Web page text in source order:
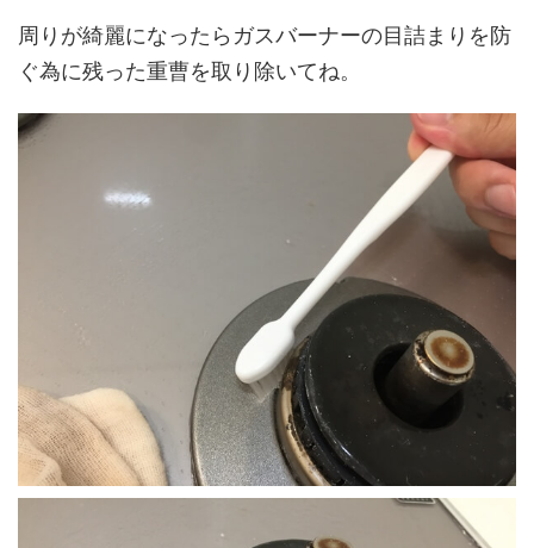
周りが綺麗になったらガスバーナーの目詰まりを防
ぐ為に残った重曹を取り除いてね。